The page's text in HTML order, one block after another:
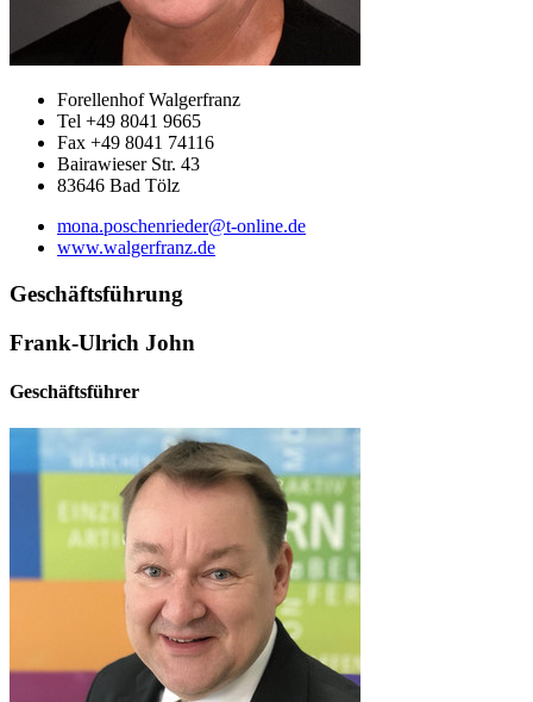
Forellenhof Walgerfranz
Tel +49 8041 9665
Fax +49 8041 74116
Bairawieser Str. 43
83646 Bad Tölz
mona.poschenrieder@t-online.de
www.walgerfranz.de
Geschäftsführung
Frank-Ulrich John
Geschäftsführer